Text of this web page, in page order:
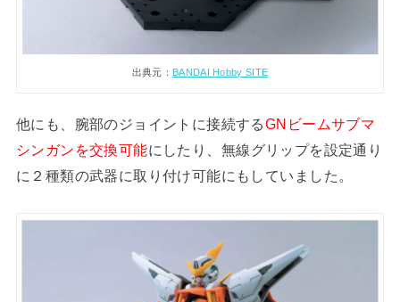
出典元： BANDAI Hobby SITE
他にも、腕部のジョイントに接続するGNビームサブマ
シンガンを交換可能にしたり、無線グリップを設定通り
に２種類の武器に取り付け可能にもしていました。